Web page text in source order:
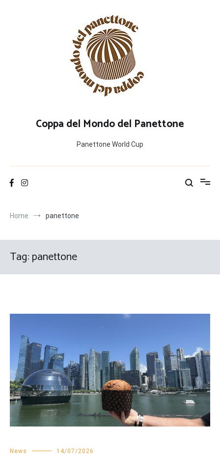
Coppa del Mondo del Panettone
Panettone World Cup
Home panettone
Tag:panettone
News 14/07/2026